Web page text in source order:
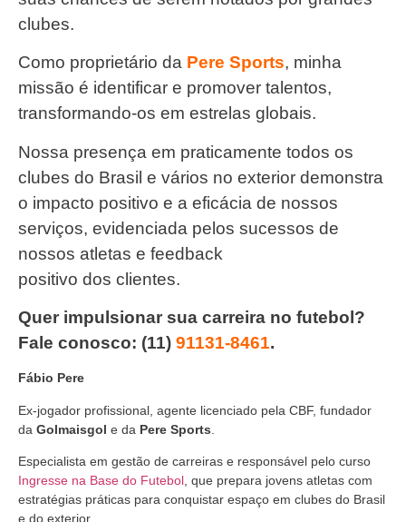
clubes.
Como proprietário da Pere Sports, minha
missão é identificar e promover talentos,
transformando-os em estrelas globais.
Nossa presença em praticamente todos os
clubes do Brasil e vários no exterior demonstra
o impacto positivo e a eficácia de nossos
serviços, evidenciada pelos sucessos de
nossos atletas e feedback
positivo dos clientes.
Quer impulsionar sua carreira no futebol?
Fale conosco: (11) 91131-8461.
Fábio Pere
Ex-jogador profissional, agente licenciado pela CBF, fundador
da Golmaisgol e da Pere Sports
Especialista em gestão de carreiras e responsável pelo curso
Ingresse na Base do Futebol , que prepara jovens atletas com
estratégias práticas para conquistar espaço em clubes do Brasil
e do exterior.